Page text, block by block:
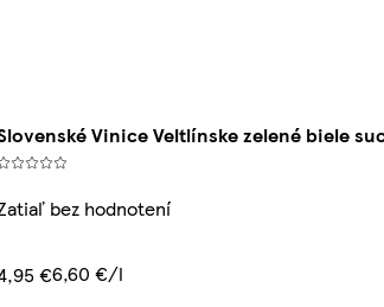
Vinice Veltlínske zelené biele
bez hodnotení
€6,60 €/l